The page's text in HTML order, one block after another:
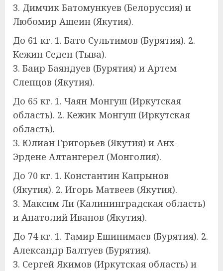
3. Димчик Батомункуев (Белоруссия) и
Любомир Ашеин (Якутия).
До 61 кг. 1. Бато Сультимов (Бурятия). 2.
Кежин Седен (Тыва).
3. Баир Баяндуев (Бурятия) и Артем
Слепцов (Якутия).
До 65 кг. 1. Чаян Монгуш (Иркутская
область). 2. Кежик Монгуш (Иркутская
область).
3. Юлиан Григорьев (Якутия) и Анх-
Эрдене Алтангерел (Монголия).
До 70 кг. 1. Константин Капрынов
(Якутия). 2. Игорь Матвеев (Якутия).
3. Максим Ли (Калининградская область)
и Анатолий Иванов (Якутия).
До 74 кг. 1. Тамир Ешинимаев (Бурятия). 2.
Александр Балтуев (Бурятия).
3. Сергей Якимов (Иркутская область) и